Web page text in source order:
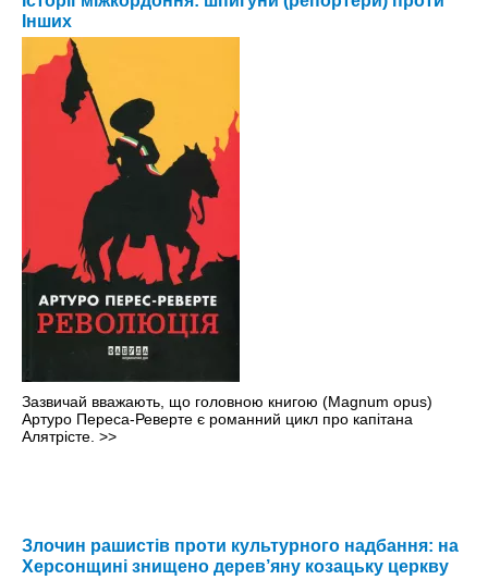
Інших
Зазвичай вважають, що головною книгою (Magnum opus)
Артуро Переса-Реверте є романний цикл про капітана
Алятрісте. >>
Злочин рашистів проти культурного надбання: на
Херсонщині знищено дерев’яну козацьку церкву